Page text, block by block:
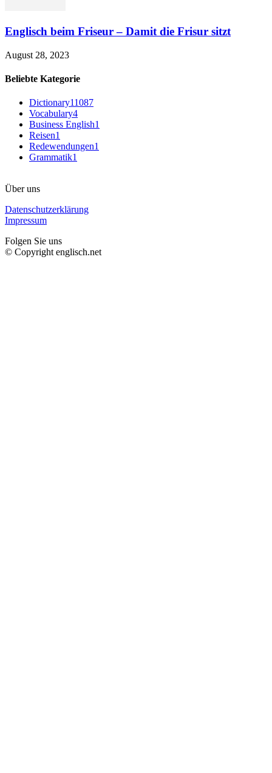
Englisch beim Friseur – Damit die Frisur sitzt
August 28, 2023
Beliebte Kategorie
Dictionary11087
Vocabulary4
Business English1
Reisen1
Redewendungen1
Grammatik1
Über uns
Datenschutzerklärung
Impressum
Folgen Sie uns
© Copyright englisch.net